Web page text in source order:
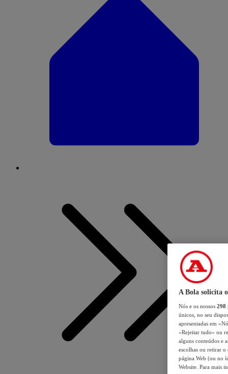
A Bola solicita
Nós e os nossos 298
únicos, no seu
apresentadas em
«Rejeitar tudo» ou
alguns conteúdos e
escolhas ou retirar
página Web (ou no
Website. Para mais